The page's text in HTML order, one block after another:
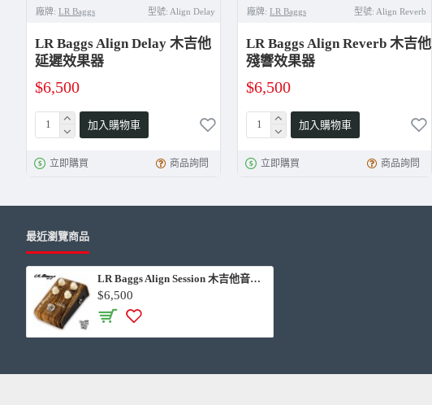
廠牌: LR Baggs 型號: Align Delay
LR Baggs Align Delay 木吉他
延遲效果器
$6,500
加入購物車
立即購買 商品詢問
廠牌: LR Baggs 型號: Align Reverb
LR Baggs Align Reverb 木吉他
殘響效果器
$6,500
加入購物車
立即購買 商品詢問
最近瀏覽商品
LR Baggs Align Session 木吉他音色補強效果器
$6,500